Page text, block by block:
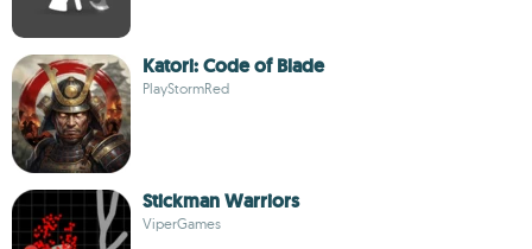
Katori: Code of Blade
PlayStormRed
Stickman Warriors
ViperGames